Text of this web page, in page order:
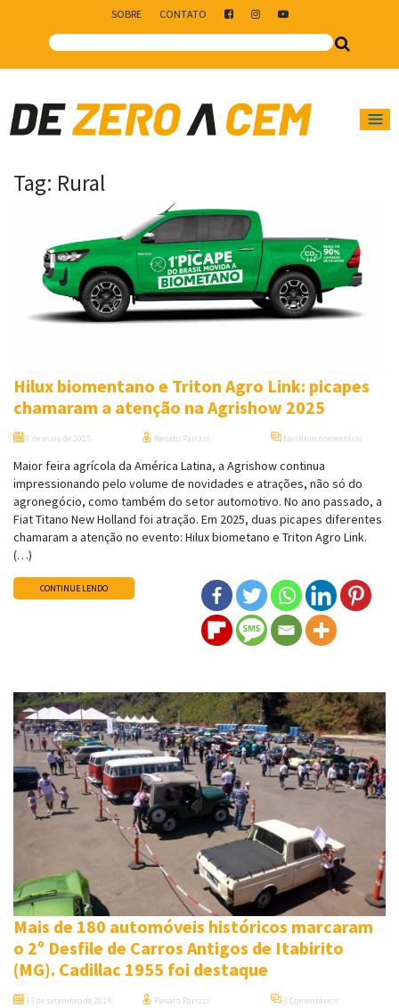
SOBRE CONTATO
Main Navigation
Tag: Rural
Hilux biomentano e Triton Agro Link: picapes
chamaram a atenção na Agrishow 2025
6 de maio de 2025 Renato Parizzi Nenhum comentário
Maior feira agrícola da América Latina, a Agrishow continua
impressionando pelo volume de novidades e atrações, não só do
agronegócio, como também do setor automotivo. No ano passado, a
Fiat Titano New Holland foi atração. Em 2025, duas picapes diferentes
chamaram a atenção no evento: Hilux biometano e Triton Agro Link.
(…)
CONTINUE LENDO
Mais de 180 automóveis históricos marcaram
o 2º Desfile de Carros Antigos de Itabirito
(MG). Cadillac 1955 foi destaque
13 de setembro de 2014 Renato Parizzi 3 Comentários